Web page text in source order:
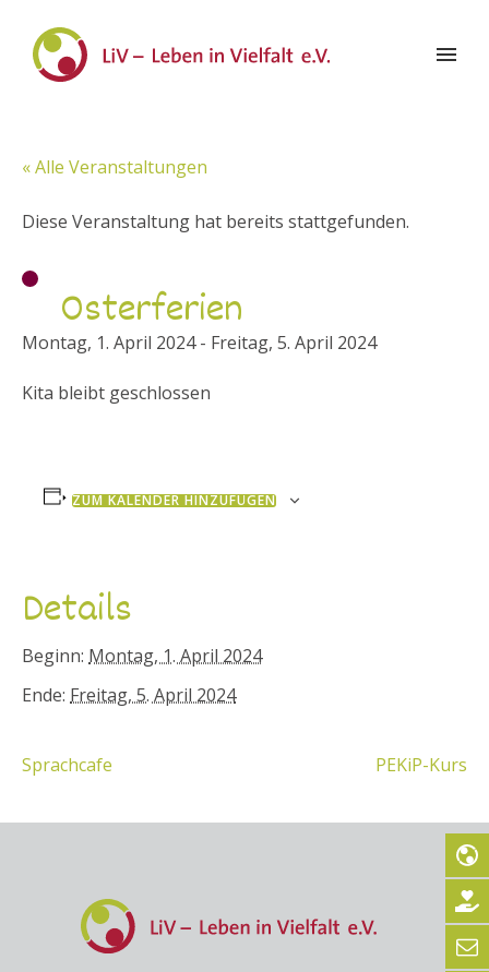
« Alle Veranstaltungen
Diese Veranstaltung hat bereits stattgefunden.
Osterferien
Montag, 1. April 2024- Freitag, 5. April 2024
Kita bleibt geschlossen
ZUM KALENDER HINZUFÜGEN
Details
Beginn: Montag, 1. April 2024
Ende: Freitag, 5. April 2024
Sprachcafe PEKiP-Kurs